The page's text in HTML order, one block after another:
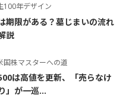
100年デザイン
期限がある？墓じまいの流れ
説
国株マスターへの道
は高値を更新、「売らなけ
」が一巡...